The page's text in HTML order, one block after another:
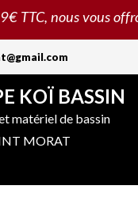
TTC, nous vous
KOÏ BASSIN
matériel de bassin
MORAT